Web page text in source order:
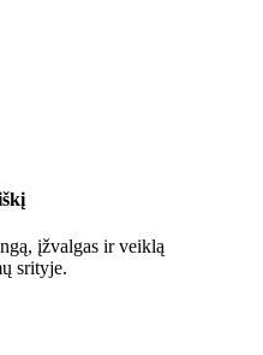
įžvalgas ir veiklą
srityje.